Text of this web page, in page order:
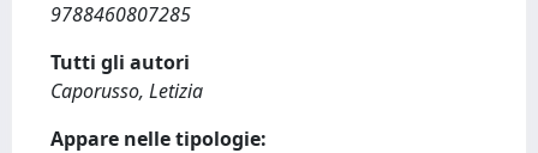
9788460807285
Tutti gli autori
Caporusso, Letizia
Appare nelle tipologie: